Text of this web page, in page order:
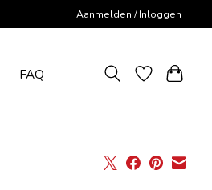
Aanmelden / Inloggen
FAQ